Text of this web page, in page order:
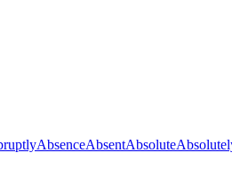
AbsenceAbsentAbsolute